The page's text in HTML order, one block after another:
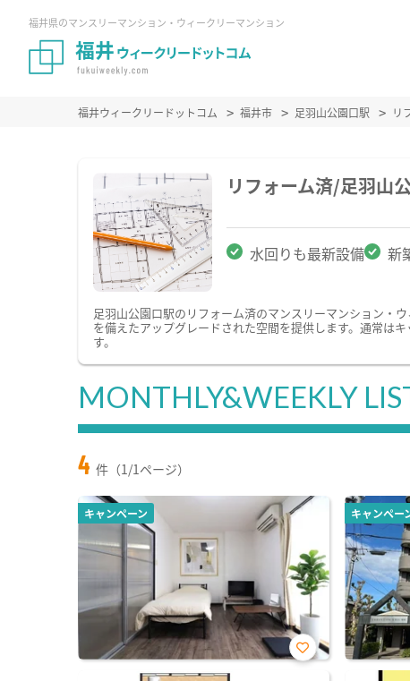
福井県のマンスリーマンション・ウィークリーマンション
福井ウィークリードットコム 福井市 足羽山公園口駅 リ
リフォーム済/足羽山
水回りも最新設備 新
足羽山公園口駅のリフォーム済のマンスリーマンション・
を備えたアップグレードされた空間を提供します。通常は
す。
MONTHLY&WEEKLY
4 件（1/1ページ）
キャンペーン
お気
キャンペー